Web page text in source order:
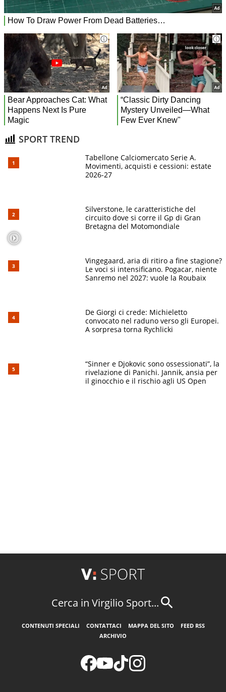
SPORT TREND
Tabellone Calciomercato Serie A.
Movimenti, acquisti e cessioni: estate
2026-27
Silverstone, le caratteristiche del
circuito dove si corre il Gp di Gran
Bretagna del Motomondiale
Vingegaard, aria di ritiro a fine stagione?
Le voci si intensificano. Pogacar, niente
Sanremo nel 2027: vuole la Roubaix
De Giorgi ci crede: Michieletto
convocato nel raduno verso gli Europei.
A sorpresa torna Rychlicki
“Sinner e Djokovic sono ossessionati”, la
rivelazione di Panichi. Jannik, ansia per
il ginocchio e il rischio agli US Open
Cerca in Virgilio Sport...
CONTENUTI SPECIALI CONTATTACI MAPPA DEL SITO
FEED RSS
ARCHIVIO